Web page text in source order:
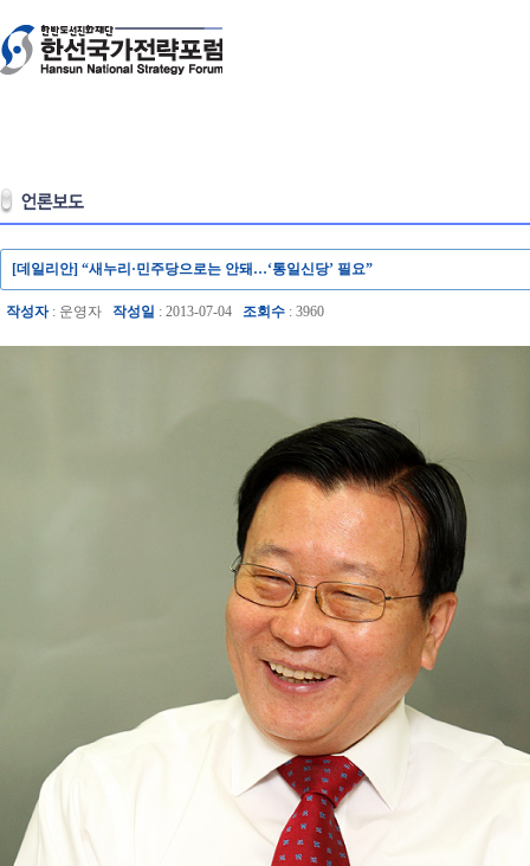
[데일리안] “새누리·민주당으로는 안돼…‘통일신당’ 필요”
작성자: 운영자 작성일 : 2013-07-04 조회수 : 3960